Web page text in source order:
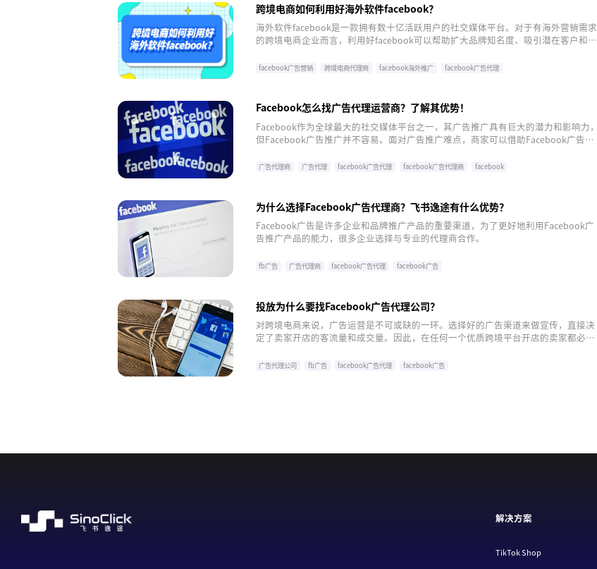
跨境电商如何利用好海外软件facebook？
海外软件facebook是一款拥有数十亿活跃用户的社交媒体平台。对于有海外营销需求
的跨境电商企业而言，利用好facebook可以帮助扩大品牌知名度、吸引潜在客户和提
facebook广告营销 跨境电商代理商 facebook海外推广 facebook广告代理
Facebook怎么找广告代理运营商？了解其优势！
Facebook作为全球最大的社交媒体平台之一，其广告推广具有巨大的潜力和影响力，
但Facebook广告推广并不容易。面对广告推广难点，商家可以借助Facebook广告代
广告代理商 广告代理 facebook广告代理 facebook广告代理商 facebook
为什么选择Facebook广告代理商？飞书逸途有什么优势？
Facebook广告是许多企业和品牌推广产品的重要渠道，为了更好地利用Facebook广
告推广产品的能力，很多企业选择与专业的代理商合作。
fb广告 广告代理商 facebook广告代理
facebook广告
投放为什么要找Facebook广告代理公司？
对跨境电商来说，广告运营是不可或缺的一环。选择好的广告渠道来做宣传，直接决
定了卖家开店的客流量和成交量。因此，在任何一个优质跨境平台开店的卖家都必须
广告代理公司 fb广告 facebook广告代理 facebook广告
解决方案
TikTok Shop